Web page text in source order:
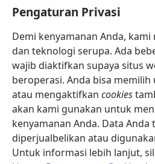
Pengaturan Privasi
Demi kenyamanan Anda,
dan teknologi serupa. Ada
wajib diaktifkan supaya situs
beroperasi. Anda bisa
atau mengaktifkan cookies
akan kami gunakan untuk
kenyamanan Anda. Data
diperjualbelikan atau
Untuk informasi lebih lanjut,
Sumbangan
(terbuka
di
window
baru)
PERPUSTAKAAN ONLINE Menara
(terbuka
di
window
(terbuka
di
window
baru)
JW Library ®
Watchtower Library